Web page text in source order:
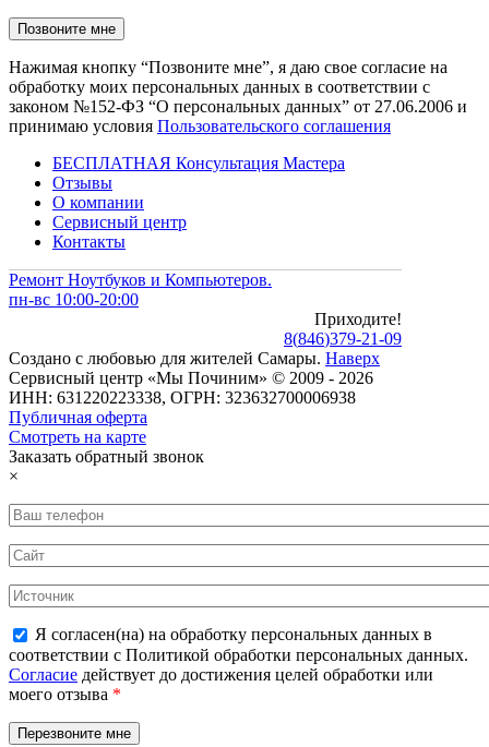
Нажимая кнопку “Позвоните мне”, я даю свое согласие на
обработку моих персональных данных в соответствии с
законом №152-ФЗ “О персональных данных” от 27.06.2006 и
принимаю условия Пользовательского соглашения
БЕСПЛАТНАЯ Консультация Мастера
Отзывы
О компании
Сервисный центр
Контакты
Ремонт Ноутбуков и Компьютеров.
пн-вс 10:00-20:00
Приходите!
8(846)379-21-09
Создано с любовью для жителей Самары. Наверх
Сервисный центр «Мы Починим» © 2009 - 2026
ИНН: 631220223338, ОГРН: 323632700006938
Публичная оферта
Смотреть на карте
Заказать обратный звонок
×
Я согласен(на) на обработку персональных данных в
соответствии с Политикой обработки персональных данных.
Согласие действует до достижения целей обработки или
моего отзыва *